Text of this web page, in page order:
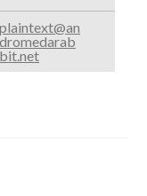
plaintext@an
dromedarab
bit.net